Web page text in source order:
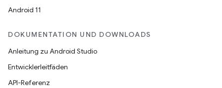
Android 11
DOKUMENTATION UND DOWNLOADS
Anleitung zu Android Studio
Entwicklerleitfäden
API-Referenz